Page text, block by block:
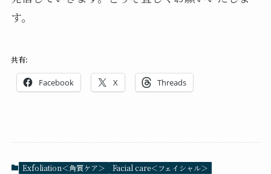
す。
共有:
Facebook X Threads
Exfoliation＜角質ケア＞
Facial care＜フェイシャル＞